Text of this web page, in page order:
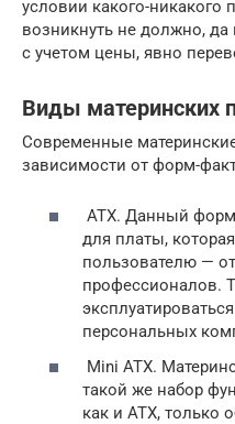
условии какого-никакого
возникнуть не должно,
с учетом цены, явно
Виды материнских
Современные
зависимости от форм-
ATX. Данный
для платы,
пользователю —
профессионалов.
персональных
Mini ATX.
такой же набор
как и ATX, только